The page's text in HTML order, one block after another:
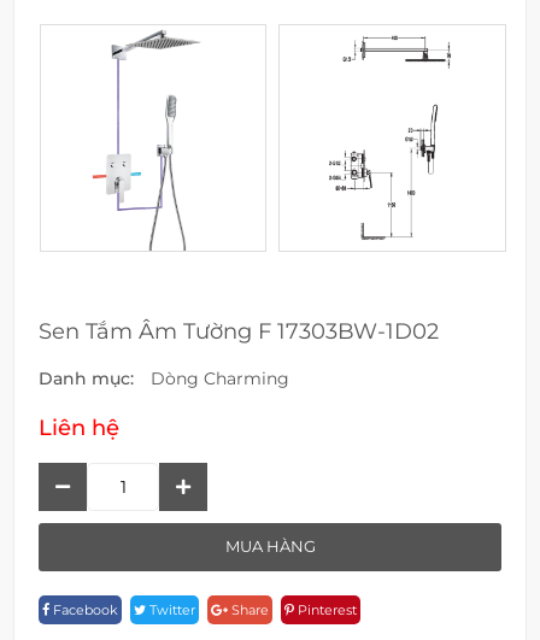
Sen Tắm Âm Tường F 17303BW-1D02
Danh mục: Dòng Charming
Liên hệ
F
17303BW-
MUA HÀNG
Facebook Twitter Share Pinterest